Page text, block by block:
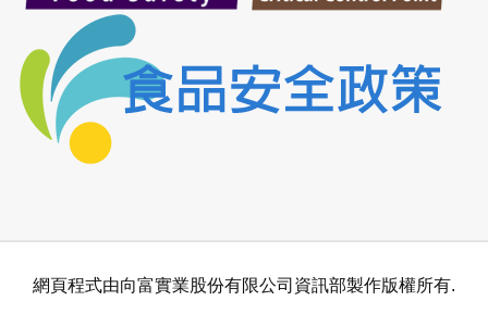
網頁程式由向富實業股份有限公司資訊部製作版權所有.